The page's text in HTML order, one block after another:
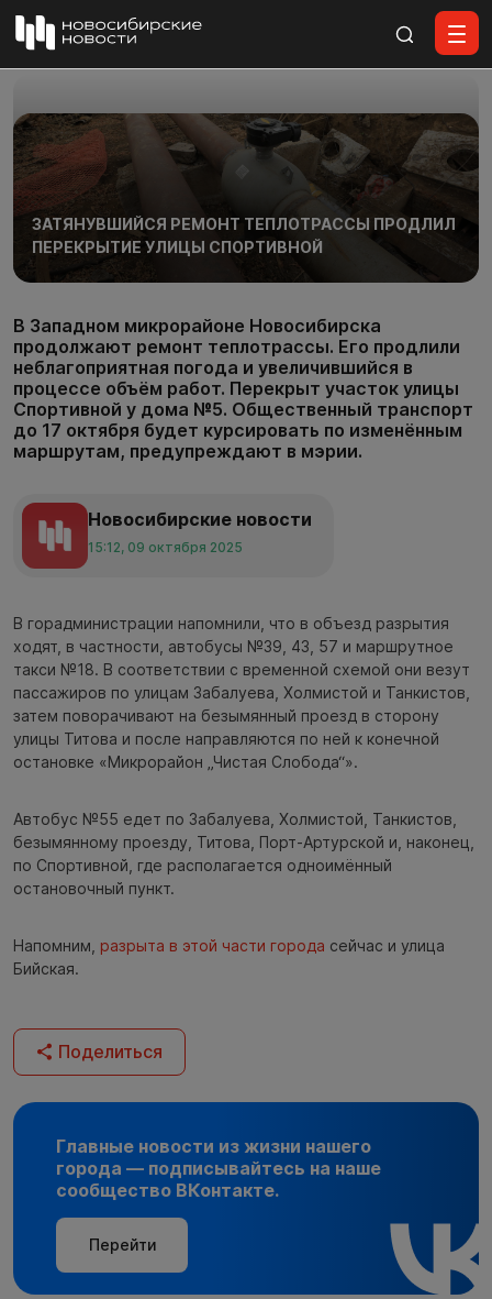
ЗАТЯНУВШИЙСЯ РЕМОНТ ТЕПЛОТРАССЫ ПРОДЛИЛ
ПЕРЕКРЫТИЕ УЛИЦЫ СПОРТИВНОЙ
В Западном микрорайоне Новосибирска
продолжают ремонт теплотрассы. Его продлили
неблагоприятная погода и увеличившийся в
процессе объём работ. Перекрыт участок улицы
Спортивной у дома №5. Общественный транспорт
до 17 октября будет курсировать по изменённым
маршрутам, предупреждают в мэрии.
Новосибирские новости
15:12, 09 октября 2025
В горадминистрации напомнили, что в объезд разрытия
ходят, в частности, автобусы №39, 43, 57 и маршрутное
такси №18. В соответствии с временной схемой они везут
пассажиров по улицам Забалуева, Холмистой и Танкистов,
затем поворачивают на безымянный проезд в сторону
улицы Титова и после направляются по ней к конечной
остановке «Микрорайон „Чистая Слобода“».
Автобус №55 едет по Забалуева, Холмистой, Танкистов,
безымянному проезду, Титова, Порт-Артурской и, наконец,
по Спортивной, где располагается одноимённый
остановочный пункт.
Напомним, разрыта в этой части города сейчас и улица
Бийская.
Поделиться
Главные новости из жизни нашего
города — подписывайтесь на наше
сообщество ВКонтакте.
Перейти